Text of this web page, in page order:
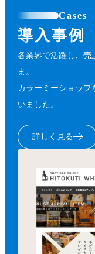
Cases
導入事例
各業界で活躍し、売
ま。
カラーミーショップ
いました。
詳しく見る